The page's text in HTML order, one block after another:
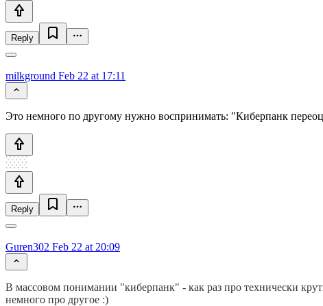
Reply
milkground Feb 22 at 17:11
Это немного по другому нужно воспринимать: "Киберпанк
Reply
Guren302 Feb 22 at 20:09
В массовом понимании "киберпанк" - как раз про технически
немного про другое :)